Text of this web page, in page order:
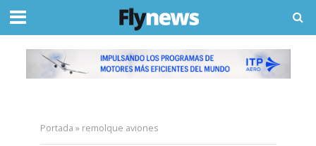
Portada » remolque aviones